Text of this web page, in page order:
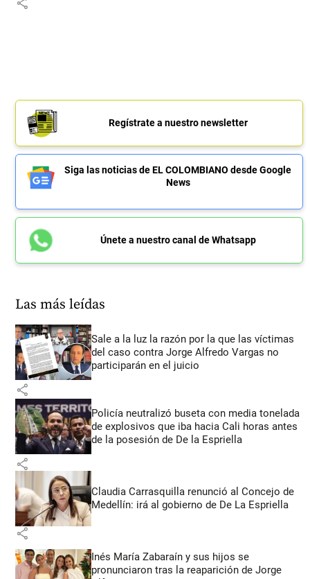
Regístrate a nuestro newsletter
Siga las noticias de EL COLOMBIANO desde Google
News
Únete a nuestro canal de Whatsapp
Las más leídas
Sale a la luz la razón por la que las víctimas
del caso contra Jorge Alfredo Vargas no
participarán en el juicio
share
Policía neutralizó buseta con media tonelada
de explosivos que iba hacia Cali horas antes
de la posesión de De la Espriella
share
Claudia Carrasquilla renunció al Concejo de
Medellín: irá al gobierno de De La Espriella
share
Inés María Zabaraín y sus hijos se
pronunciaron tras la reaparición de Jorge